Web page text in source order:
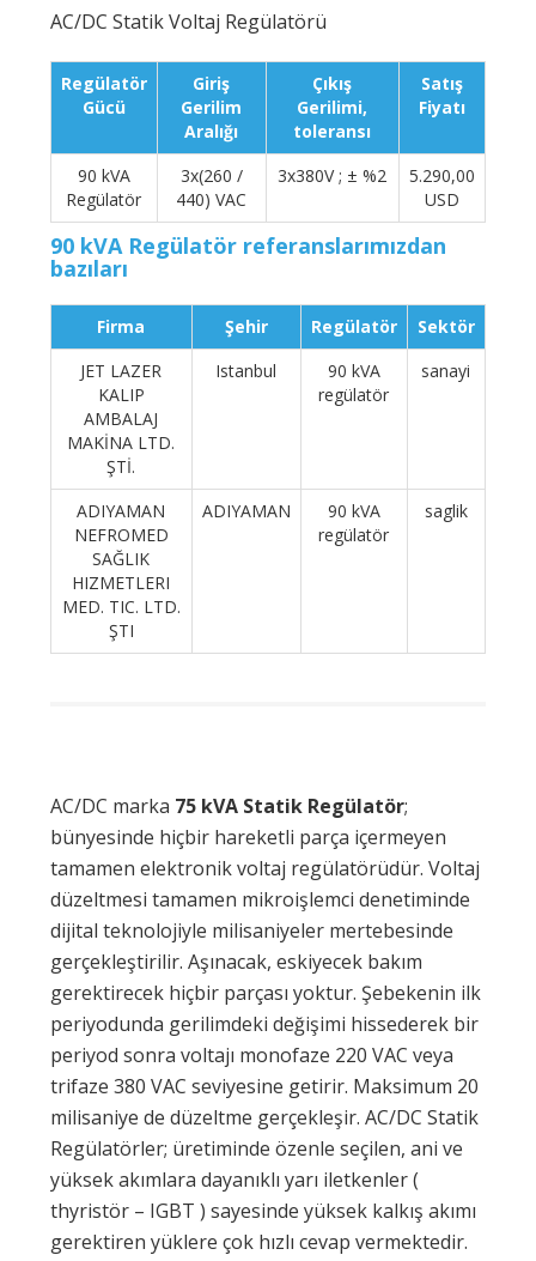
AC/DC Statik Voltaj Regülatörü
Regülatör
Gücü
Giriş
Gerilim
Aralığı
Çıkış
Gerilimi,
toleransı
Satış
Fiyatı
90 kVA
Regülatör
3x(260 /
440) VAC
3x380V ; ± %2
5.290,00
USD
90 kVA Regülatör referanslarımızdan
bazıları
Firma Şehir Regülatör
Sektör
JET LAZER
KALIP
AMBALAJ
MAKİNA LTD.
ŞTİ.
Istanbul
90 kVA
regülatör
sanayi
ADIYAMAN
NEFROMED
SAĞLIK
HIZMETLERI
MED. TIC. LTD.
ŞTI
ADIYAMAN
90 kVA
regülatör
saglik
AC/DC marka 75 kVA Statik Regülatör;
bünyesinde hiçbir hareketli parça içermeyen
tamamen elektronik voltaj regülatörüdür. Voltaj
düzeltmesi tamamen mikroişlemci denetiminde
dijital teknolojiyle milisaniyeler mertebesinde
gerçekleştirilir. Aşınacak, eskiyecek bakım
gerektirecek hiçbir parçası yoktur. Şebekenin ilk
periyodunda gerilimdeki değişimi hissederek bir
periyod sonra voltajı monofaze 220 VAC veya
trifaze 380 VAC seviyesine getirir. Maksimum 20
milisaniye de düzeltme gerçekleşir. AC/DC Statik
Regülatörler; üretiminde özenle seçilen, ani ve
yüksek akımlara dayanıklı yarı iletkenler (
thyristör – IGBT ) sayesinde yüksek kalkış akımı
gerektiren yüklere çok hızlı cevap vermektedir.